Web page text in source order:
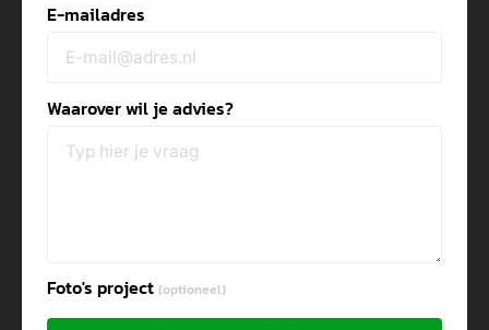
E-mailadres
Waarover wil je advies?
Foto's project(optioneel)